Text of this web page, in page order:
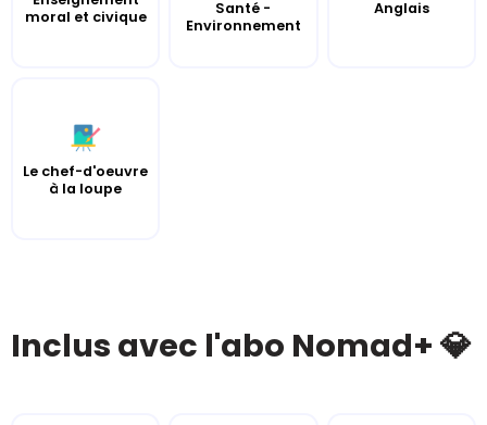
moral et civique
Santé -
Environnement
Anglais
Le chef-d'oeuvre
à la loupe
Inclus avec l'abo Nomad+ 💎